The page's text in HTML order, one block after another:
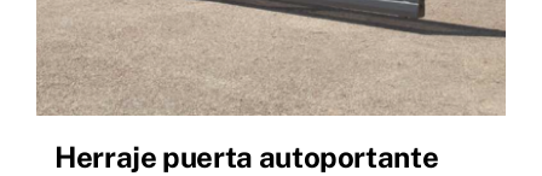
Herraje puerta autoportante